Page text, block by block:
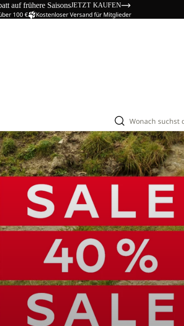
auf frühere SaisonsJETZT KAUFEN
100 € Kostenloser Versand für Mitglieder
Wonach suchst